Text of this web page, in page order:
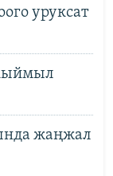
уруксат
жаңжал